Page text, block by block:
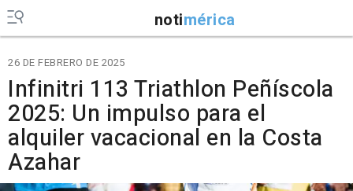
notimérica
26 DE FEBRERO DE 2025
Infinitri 113 Triathlon Peñíscola
2025: Un impulso para el
alquiler vacacional en la Costa
Azahar